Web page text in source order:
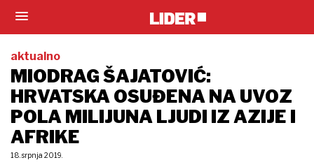
aktualno
MIODRAG ŠAJATOVIĆ:
HRVATSKA OSUĐENA NA UVOZ
POLA MILIJUNA LJUDI IZ AZIJE I
AFRIKE
18. srpnja 2019.